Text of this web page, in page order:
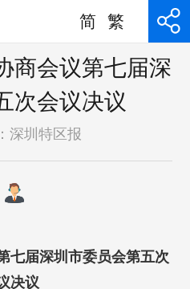
简 繁
商会议第七届深
次会议决议
深圳特区报
七届深圳市委员会第五次
决议